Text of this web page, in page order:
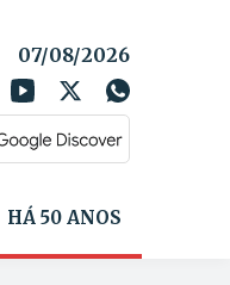
07/08/2026
HÁ 50 ANOS